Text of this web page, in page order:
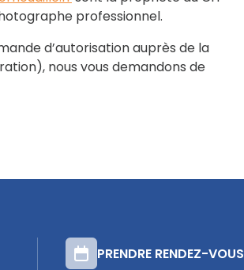
professionnel.
d’autorisation auprès de la
nous vous demandons de
PRENDRE RENDEZ-VOUS